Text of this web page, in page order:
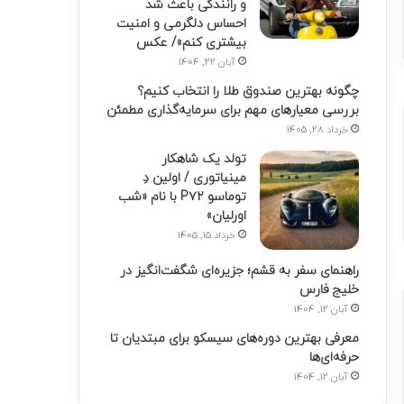
و رانندگی باعث شد
احساس دلگرمی و امنیت
بیشتری کنم»/ عکس
آبان 22, 1404
چگونه بهترین صندوق طلا را انتخاب کنیم؟
بررسی معیارهای مهم برای سرمایه‌گذاری مطمئن
خرداد 28, 1405
تولد یک شاهکار
مینیاتوری / اولین دِ
توماسو P۷۲ با نام «شب
اورلیان»
خرداد 15, 1405
راهنمای سفر به قشم؛ جزیره‌ای شگفت‌انگیز در
خلیج فارس
آبان 12, 1404
معرفی بهترین دوره‌های سیسکو برای مبتدیان تا
حرفه‌ای‌ها
آبان 12, 1404